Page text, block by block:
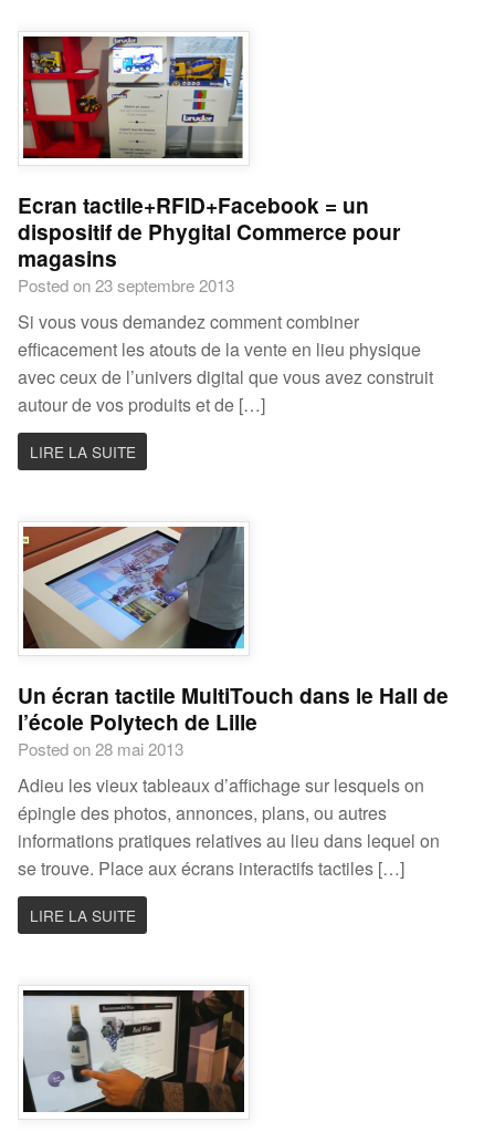
Ecran tactile+RFID+Facebook = un
dispositif de Phygital Commerce pour
magasins
Posted on 23 septembre 2013
Si vous vous demandez comment combiner
efficacement les atouts de la vente en lieu physique
avec ceux de l’univers digital que vous avez construit
autour de vos produits et de […]
LIRE LA SUITE
Un écran tactile MultiTouch dans le Hall de
l’école Polytech de Lille
Posted on 28 mai 2013
Adieu les vieux tableaux d’affichage sur lesquels on
épingle des photos, annonces, plans, ou autres
informations pratiques relatives au lieu dans lequel on
se trouve. Place aux écrans interactifs tactiles […]
LIRE LA SUITE